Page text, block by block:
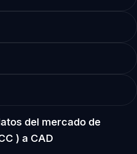
del mercado de
) a CAD